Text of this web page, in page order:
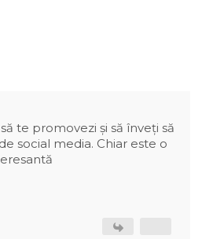
te promovezi și să înveți să
social media. Chiar este o